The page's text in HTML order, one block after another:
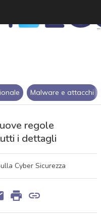
Malware e attacchi
regole
i dettagli
Cyber Sicurezza